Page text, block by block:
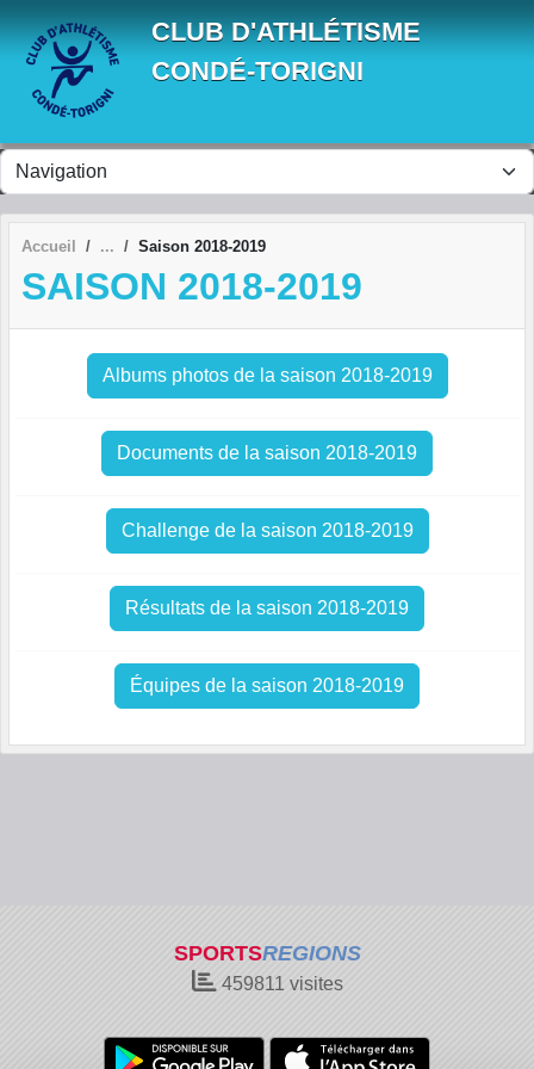
CLUB D'ATHLÉTISME
CONDÉ-TORIGNI
Accueil Saison 2018-2019
SAISON 2018-2019
Albums photos de la saison 2018-2019
Documents de la saison 2018-2019
Challenge de la saison 2018-2019
Résultats de la saison 2018-2019
Équipes de la saison 2018-2019
SPORTSREGIONS
459811 visites